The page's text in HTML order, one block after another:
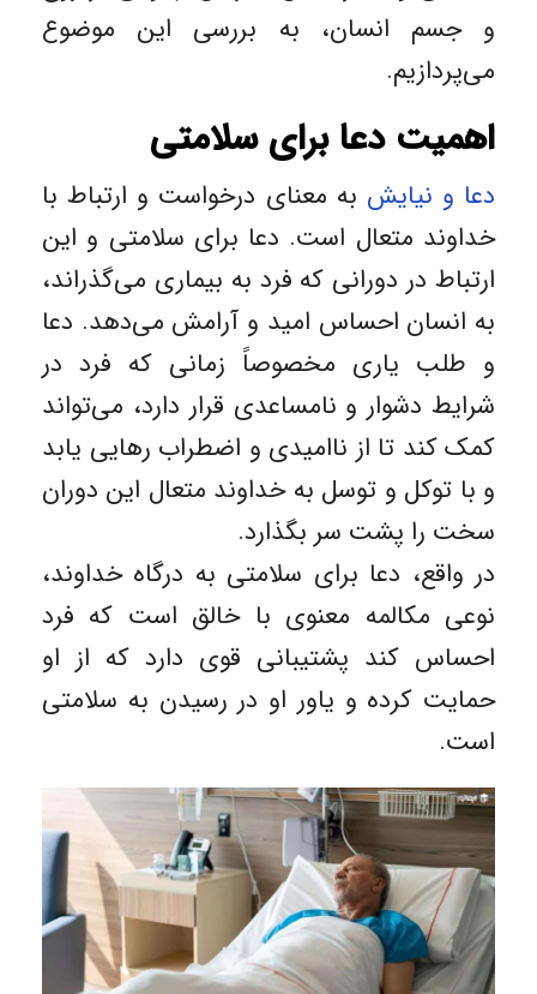
و جسم انسان، به بررسی این موضوع
می‌پردازیم.
اهمیت دعا برای سلامتی
دعا و نیایش به معنای درخواست و ارتباط با
خداوند متعال است. دعا برای سلامتی و این
ارتباط در دورانی که فرد به بیماری می‌گذراند،
به انسان احساس امید و آرامش می‌دهد. دعا
و طلب یاری مخصوصاً زمانی که فرد در
شرایط دشوار و نامساعدی قرار دارد، می‌تواند
کمک کند تا از ناامیدی و اضطراب رهایی یابد
و با توکل و توسل به خداوند متعال این دوران
سخت را پشت سر بگذارد.
در واقع، دعا برای سلامتی به درگاه خداوند،
نوعی مکالمه معنوی با خالق است که فرد
احساس کند پشتیبانی قوی دارد که از او
حمایت کرده و یاور او در رسیدن به سلامتی
است.